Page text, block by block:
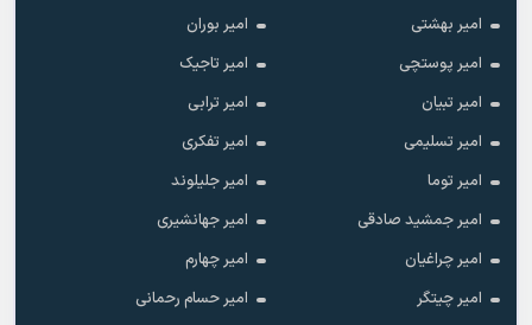
امیر بهشتی
امیر بوران
امیر پوستچی
امیر تاجیک
امیر تبیان
امیر ترابی
امیر تسلیمی
امیر تفکری
امیر توما
امیر جلیلوند
امیر جمشید صادقی
امیر جهانشیری
امیر چراغیان
امیر چهارم
امیر چیتگر
امیر حسام رحمانی